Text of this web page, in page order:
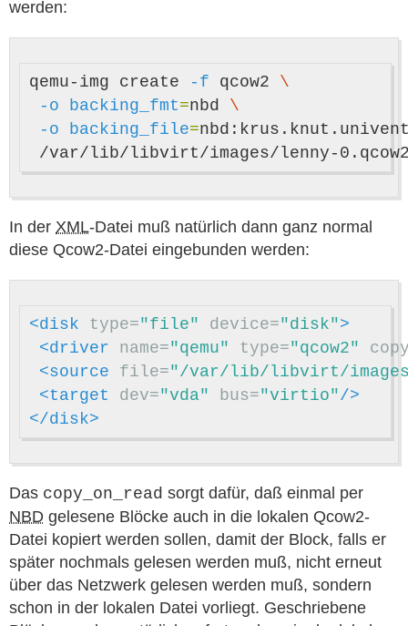
werden:
qemu-img create -f qcow2 \
-o
backing_fmt=nbd \
-o
backing_file=
In der XML-Datei muß natürlich dann ganz normal
diese Qcow2-Datei eingebunden werden:
<disk type="file" device="disk">
<driver
name="qemu" type="qcow2"
<source
file="/var/lib/libvirt/images/
<target
dev="vda" bus="virtio"/>
</disk>
Das copy_on_read sorgt dafür, daß einmal per
NBD gelesene Blöcke auch in die lokalen Qcow2-
Datei kopiert werden sollen, damit der Block, falls er
später nochmals gelesen werden muß, nicht erneut
über das Netzwerk gelesen werden muß, sondern
schon in der lokalen Datei vorliegt. Geschriebene